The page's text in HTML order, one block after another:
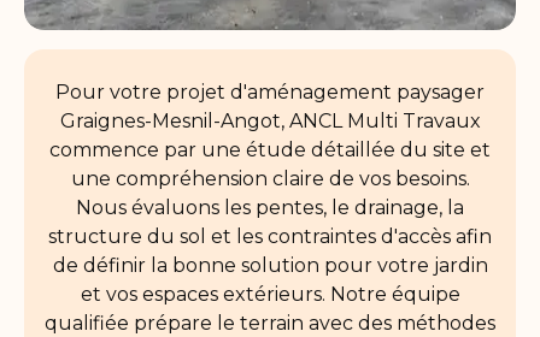
Pour votre projet d'aménagement paysager
Graignes-Mesnil-Angot, ANCL Multi Travaux
commence par une étude détaillée du site et
une compréhension claire de vos besoins.
Nous évaluons les pentes, le drainage, la
structure du sol et les contraintes d'accès afin
de définir la bonne solution pour votre jardin
et vos espaces extérieurs. Notre équipe
qualifiée prépare le terrain avec des méthodes